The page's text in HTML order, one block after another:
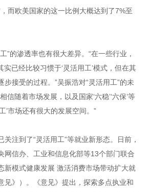
而欧美国家的这一比例大概达到了7%至
”的渗透率也有很大差异。“在一些行业，
实已经比较习惯于‘灵活用工’模式，但在其
步接受的过程。”吴振浩对“灵活用工”的未
信随着市场发展，以及国家‘六稳’‘六保’等
’市场还有很大的发展空间。”
注到了“灵活用工”等就业新形态。日前，
网信办、工业和信息化部等13个部门联合
新模式健康发展 激活消费市场带动扩大就
见》）。《意见》提出，探索多点执业和